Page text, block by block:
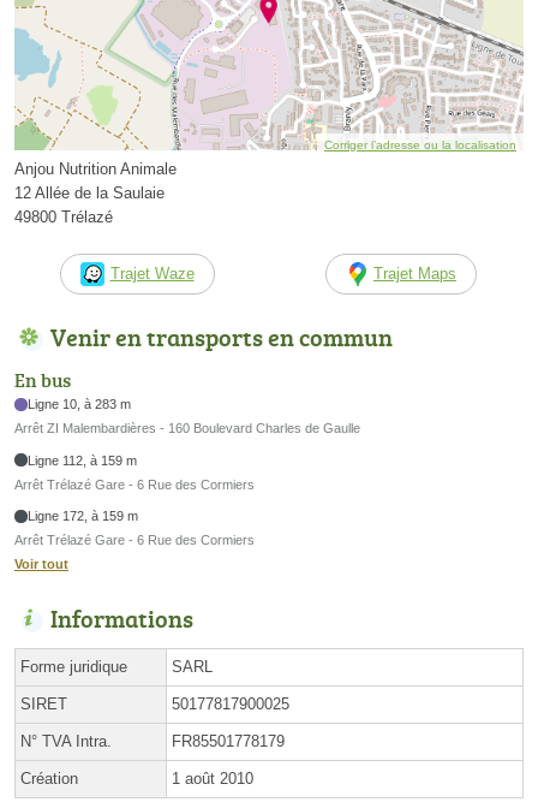
Corriger l’adresse ou la localisation
Anjou Nutrition Animale
12 Allée de la Saulaie
49800 Trélazé
Trajet Waze Trajet Maps
Venir en transports en commun
En bus
Ligne 10, à 283 m
Arrêt ZI Malembardières - 160 Boulevard Charles de Gaulle
Ligne 112, à 159 m
Arrêt Trélazé Gare - 6 Rue des Cormiers
Ligne 172, à 159 m
Arrêt Trélazé Gare - 6 Rue des Cormiers
Voir tout
Informations
Forme juridique SARL
SIRET 50177817900025
N° TVA Intra. FR85501778179
Création 1 août 2010